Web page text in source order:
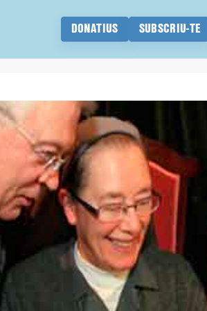
DONATIUS SUBSCRIU-TE